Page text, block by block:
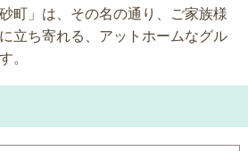
町」は、その名の通り、ご家族様
立ち寄れる、アットホームなグル
。